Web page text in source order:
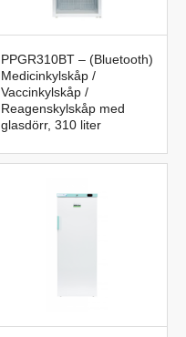
PPGR310BT – (Bluetooth)
Medicinkylskåp /
Vaccinkylskåp /
Reagenskylskåp med
glasdörr, 310 liter